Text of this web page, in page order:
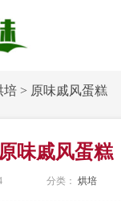
培 > 原味戚风蛋糕
味戚风蛋糕
分类： 烘培